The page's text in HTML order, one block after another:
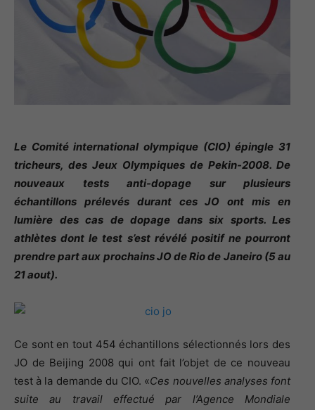
Le Comité international olympique (CIO) épingle 31
tricheurs, des Jeux Olympiques de Pekin-2008. De
nouveaux tests anti-dopage sur plusieurs
échantillons prélevés durant ces JO ont mis en
lumière des cas de dopage dans six sports. Les
athlètes dont le test s’est révélé positif ne pourront
prendre part aux prochains JO de Rio de Janeiro (5 au
21 aout).
Ce sont en tout 454 échantillons sélectionnés lors des
JO de Beijing 2008 qui ont fait l’objet de ce nouveau
test à la demande du CIO. «Ces nouvelles analyses font
suite au travail effectué par l’Agence Mondiale